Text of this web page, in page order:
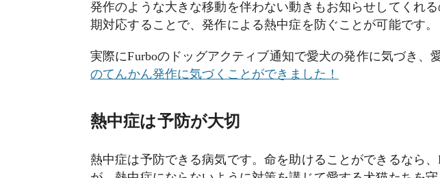
発作のような大きな移動を伴わない動きもお知らせしてくれ
期対応することで、発作による熱中症を防ぐことが可能です。
実際にFurboのドッグアクティブ通知で愛犬の発作に気づき、
の⁠てんかん発作に気づくことができました！
熱中症は予防が大切
熱中症は予防できる病気です。命を助けることができるなら